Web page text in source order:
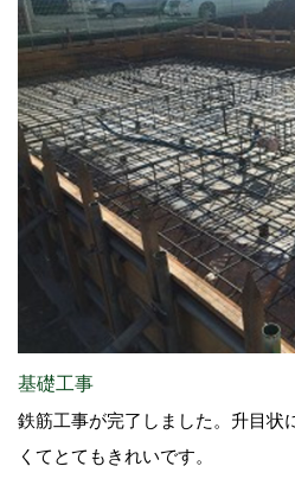
基礎工事
鉄筋工事が完了しました。升目状
くてとてもきれいです。